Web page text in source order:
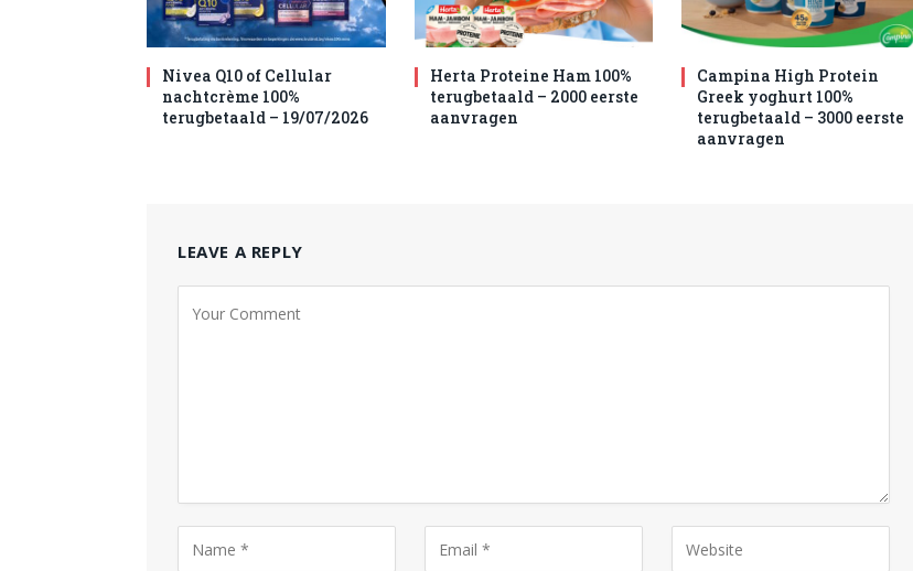
Nivea Q10 of Cellular
nachtcrème 100%
terugbetaald – 19/07/2026
Herta Proteine Ham 100%
terugbetaald – 2000 eerste
aanvragen
Campina High Protein
Greek yoghurt 100%
terugbetaald – 3000 eerste
aanvragen
LEAVE A REPLY